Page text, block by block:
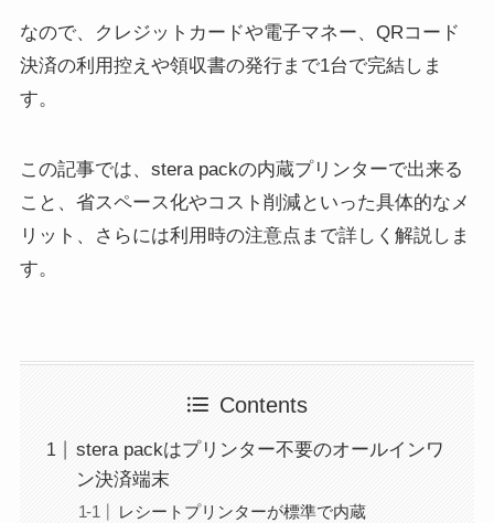
なので、クレジットカードや電子マネー、QRコード
決済の利用控えや領収書の発行まで1台で完結しま
す。
この記事では、stera packの内蔵プリンターで出来る
こと、省スペース化やコスト削減といった具体的なメ
リット、さらには利用時の注意点まで詳しく解説しま
す。
Contents
stera packはプリンター不要のオールインワ
ン決済端末
レシートプリンターが標準で内蔵